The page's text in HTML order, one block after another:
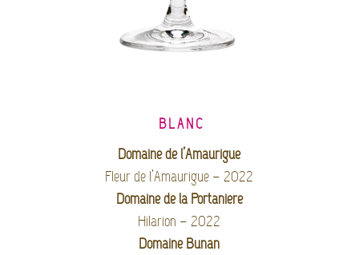
BLANC
Domaine de l’Amaurigue
Fleur de l’Amaurigue – 2022
Domaine de la Portanière
Hilarion – 2022
Domaine Bunan